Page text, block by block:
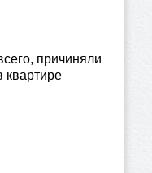
причиняли
квартире